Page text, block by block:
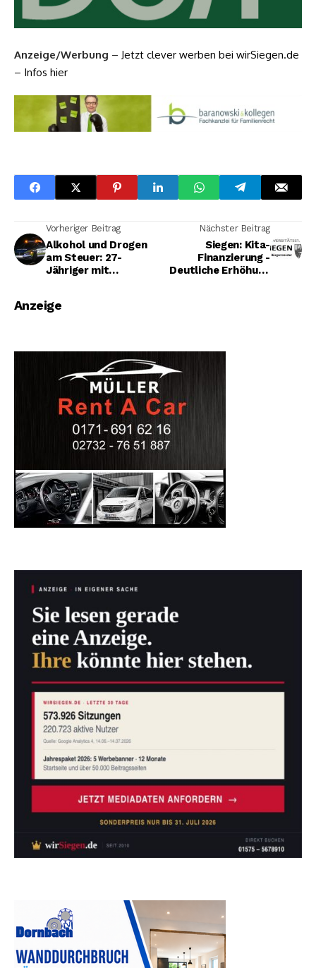
Anzeige/Werbung – Jetzt clever werben bei wirSiegen.de
– Infos hier
Vorheriger Beitrag
Alkohol und Drogen
am Steuer: 27-
Jähriger mit
gezogen
Nächster Beitrag
Siegen: Kita-
Finanzierung -
Deutliche Erhöhung
Anzeige